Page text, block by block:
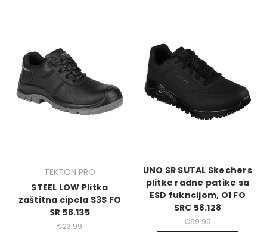
TEKTON PRO
STEEL LOW Plitka
zaštitna cipela S3S FO
SR 58.135
€23.99
UNO SR SUTAL Skechers
plitke radne patike sa
ESD fukncijom, O1 FO
SRC 58.128
€69.99